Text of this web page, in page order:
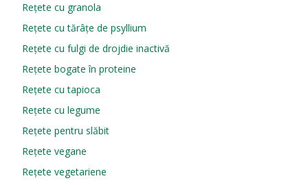
Rețete cu granola
Rețete cu tărâțe de psyllium
Rețete cu fulgi de drojdie inactivă
Rețete bogate în proteine
Rețete cu tapioca
Rețete cu legume
Rețete pentru slăbit
Rețete vegane
Rețete vegetariene